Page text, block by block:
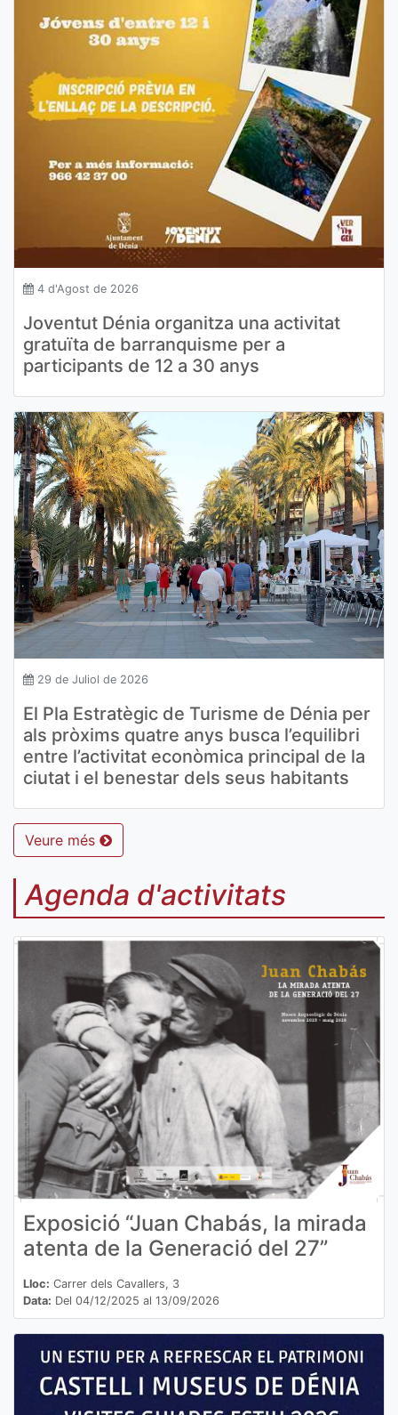
4 d'Agost de 2026
Joventut Dénia organitza una activitat
gratuïta de barranquisme per a
participants de 12 a 30 anys
29 de Juliol de 2026
El Pla Estratègic de Turisme de Dénia per
als pròxims quatre anys busca l’equilibri
entre l’activitat econòmica principal de la
ciutat i el benestar dels seus habitants
Veure més
Agenda d'activitats
Exposició “Juan Chabás, la mirada
atenta de la Generació del 27”
Lloc: Carrer dels Cavallers, 3
Data: Del 04/12/2025 al 13/09/2026